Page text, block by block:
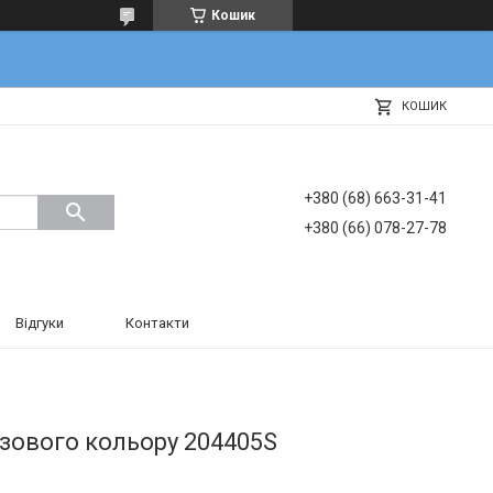
Кошик
КОШИК
+380 (68) 663-31-41
+380 (66) 078-27-78
Відгуки Контакти
кольору 204405S